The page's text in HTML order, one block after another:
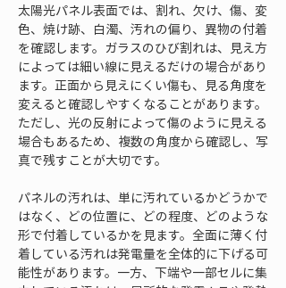
太陽光パネル表面では、割れ、欠け、傷、変
色、焼け跡、白濁、汚れの偏り、異物の付着
を確認します。ガラスのひび割れは、見え方
によっては細い線に見えるだけの場合があり
ます。正面から見えにくい傷も、見る角度を
変えると確認しやすくなることがあります。
ただし、光の反射によって傷のように見える
場合もあるため、複数の角度から確認し、写
真で残すことが大切です。
パネルの汚れは、単に汚れているかどうかで
はなく、どの位置に、どの程度、どのような
形で付着しているかを見ます。全面に薄く付
着している汚れは発電量を全体的に下げる可
能性があります。一方、下端や一部セルに集